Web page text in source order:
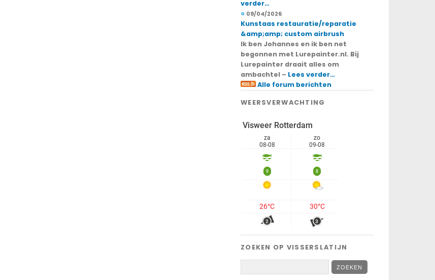
verder…
09/04/2026
Kunstaas restauratie/reparatie
&amp;amp; custom airbrush
Ik ben Johannes en ik ben net
begonnen met Lurepainter.nl. Bij
Lurepainter draait alles om
ambachtel – Lees verder…
Alle forum berichten
WEERSVERWACHTING
ZOEKEN OP VISSERSLATIJN